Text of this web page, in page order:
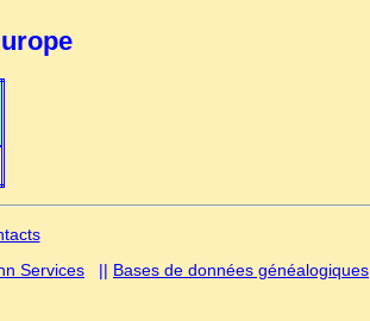
Services || Bases de données généalogiques